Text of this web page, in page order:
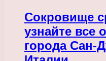
Сокровище
узнайте все
города Сан-